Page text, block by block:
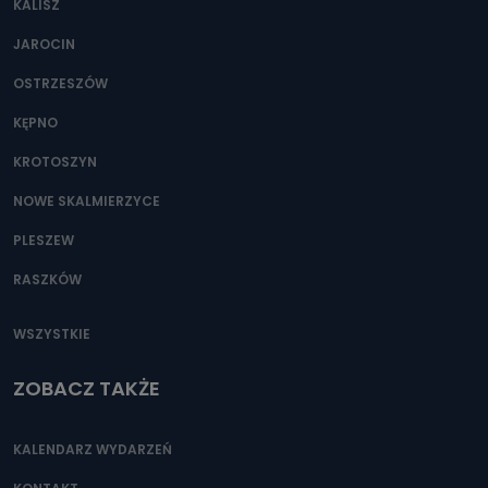
Można to zrobić pod numerem telefonu 62 735-51-05 lub
KALISZ
JAROCIN
OSTRZESZÓW
KĘPNO
KROTOSZYN
NOWE SKALMIERZYCE
PLESZEW
RASZKÓW
WSZYSTKIE
ZOBACZ TAKŻE
KALENDARZ WYDARZEŃ